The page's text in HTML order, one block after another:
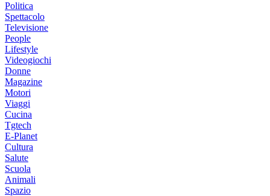
Politica
Spettacolo
Televisione
People
Lifestyle
Videogiochi
Donne
Magazine
Motori
Viaggi
Cucina
Tgtech
E-Planet
Cultura
Salute
Scuola
Animali
Spazio